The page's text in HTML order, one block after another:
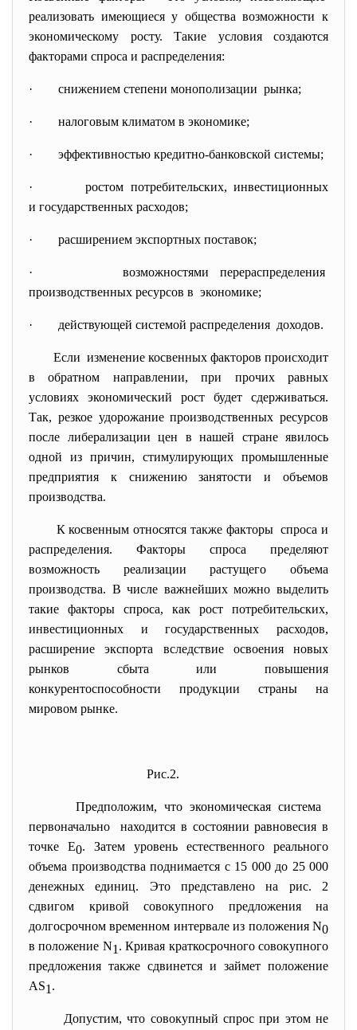
реализовать имеющиеся у общества возможности к
экономическому росту. Такие условия создаются
факторами спроса и распределения:
· снижением степени монополизации рынка;
· налоговым климатом в экономике;
· эффективностью кредитно-банковской системы;
· ростом потребительских, инвестиционных
и государственных расходов;
· расширением экспортных поставок;
· возможностями перераспределения
производственных ресурсов в экономике;
· действующей системой распределения доходов.
Если изменение косвенных факторов происходит
в обратном направлении, при прочих равных
условиях экономический рост будет сдерживаться.
Так, резкое удорожание производственных ресурсов
после либерализации цен в нашей стране явилось
одной из причин, стимулирующих промышленные
предприятия к снижению занятости и объемов
производства.
К косвенным относятся также факторы спроса и
распределения. Факторы спроса пределяют
возможность реализации растущего объема
производства. В числе важнейших можно выделить
такие факторы спроса, как рост потребительских,
инвестиционных и государственных расходов,
расширение экспорта вследствие освоения новых
рынков сбыта или повышения
конкурентоспособности продукции страны на
мировом рынке.
Рис.2.
Предположим, что экономическая система
первоначально находится в состоянии равновесия в
точке Е0. Затем уровень естественного реального
объема производства поднимается с 15 000 до 25 000
денежных единиц. Это представлено на рис. 2
сдвигом кривой совокупного предложения на
долгосрочном временном интервале из положения N0
в положение N1 . Кривая краткосрочного совокупного
предложения также сдвинется и займет положение
AS1 .
Допустим, что совокупный спрос при этом не